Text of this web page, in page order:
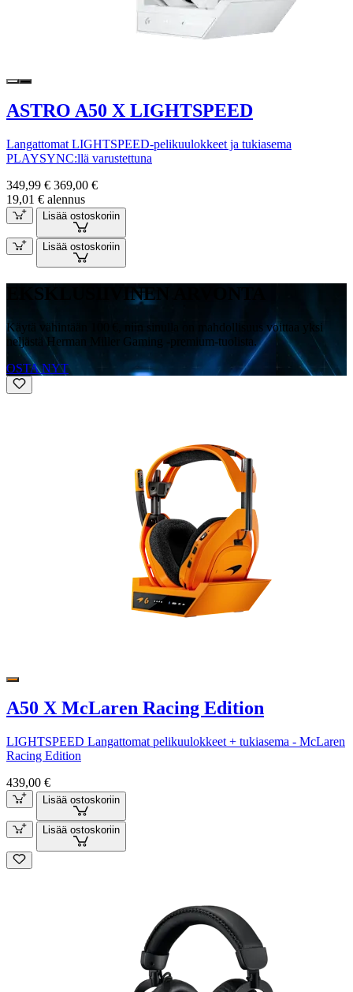
ASTRO A50 X LIGHTSPEED
Langattomat LIGHTSPEED-pelikuulokkeet ja tukiasema
PLAYSYNC:llä varustettuna
349,99 € 369,00 €
19,01 € alennus
Lisää ostoskoriin
Lisää ostoskoriin
EKSKLUSIIVINEN ARVONTA
Käytä vähintään 100 €, niin sinulla on mahdollisuus voittaa yksi
neljästä Herman Miller Gaming -premium-tuolista.
OSTA NYT
A50 X McLaren Racing Edition
LIGHTSPEED Langattomat pelikuulokkeet + tukiasema - McLaren
Racing Edition
439,00 €
Lisää ostoskoriin
Lisää ostoskoriin